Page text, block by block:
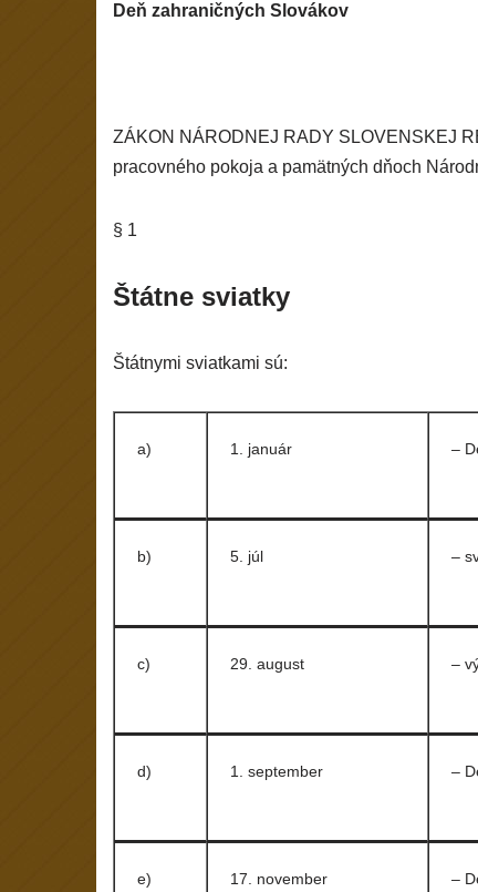
Deň zahraničných Slovákov
ZÁKON NÁRODNEJ RADY SLOVENSKEJ
pracovného pokoja a pamätných dňoch
§ 1
Štátne sviatky
Štátnymi sviatkami sú:
a) 1. január –
b) 5. júl –
c) 29. august –
d) 1. september –
e) 17. november –